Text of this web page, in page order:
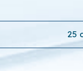
25